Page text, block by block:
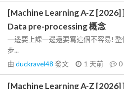
[Machine Learning A-Z [2026]
Data pre-processing 概念
一邊要上課一邊還要寫這個不容易!
步...
由 duckravel48 發文 1 天前 0
[Machine Learning A-Z [2026]